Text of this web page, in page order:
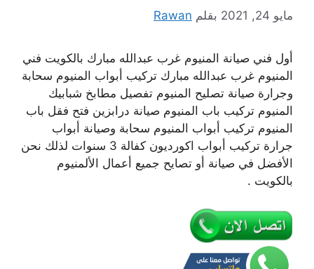
مايو 24, 2021 بقلم Rawan
أول فني صيانة المنيوم غرب عبدالله مبارك بالكويت فني
المنيوم غرب عبدالله مبارك تركيب أبواب المنيوم سحابة
وجرارة صيانة تصليح المنيوم تفصيل مطابخ شبابيك
المنيوم تركيب باب المنيوم صيانة درابزين فتح فقل باب
المنيوم تركيب أبواب المنيوم سحابة وصيانة أبواب
جرارة تركيب أبواب اكورديون كفالة 3 سنوات لذلك نحن
الأفضل في صيانة أو تصايح جميع أعمال الألمنيوم
بالكويت .